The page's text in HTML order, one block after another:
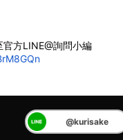
方LINE@詢問小編
@kurisake